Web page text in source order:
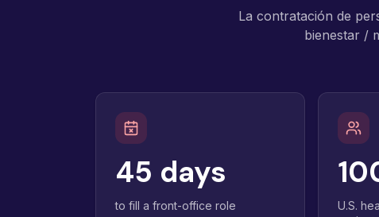
La contratación de
bienestar /
45 days
to fill a front-office role
U.S.